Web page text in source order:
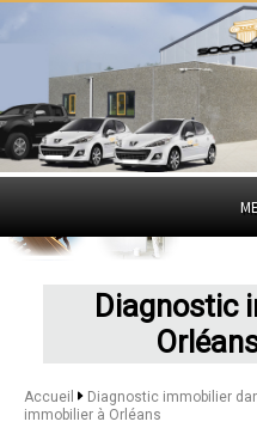
Diagnostic
Accueil Diagnostic immobilier
immobilier à Orléans